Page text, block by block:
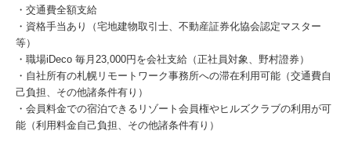
・交通費全額支給
・資格手当あり（宅地建物取引士、不動産証券化協会認定マスター
等）
・職場iDeco 毎月23,000円を会社支給（正社員対象、野村證券）
・自社所有の札幌リモートワーク事務所への滞在利用可能（交通費自
己負担、その他諸条件有り）
・会員料金での宿泊できるリゾート会員権やヒルズクラブの利用が可
能（利用料金自己負担、その他諸条件有り）